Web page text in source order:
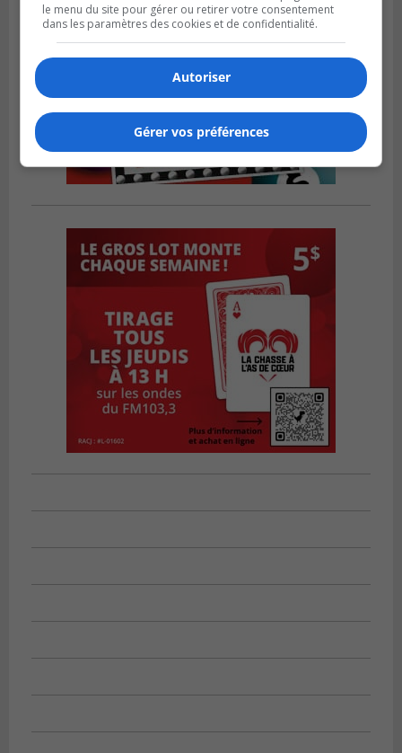
le menu du site pour gérer ou retirer votre consentement
dans les paramètres des cookies et de confidentialité.
Autoriser
Gérer vos préférences